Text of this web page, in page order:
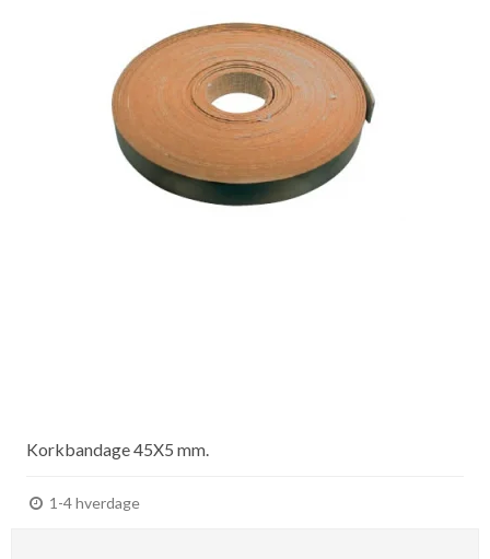
Korkbandage 45X5 mm.
1-4 hverdage